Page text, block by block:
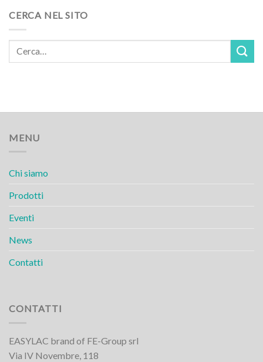
CERCA NEL SITO
MENU
Chi siamo
Prodotti
Eventi
News
Contatti
CONTATTI
EASYLAC brand of FE-Group srl
Via IV Novembre, 118